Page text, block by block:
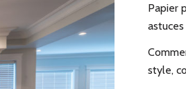
Papier
style,